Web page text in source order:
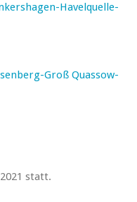
Havelquelle-
Groß Quassow-
statt.